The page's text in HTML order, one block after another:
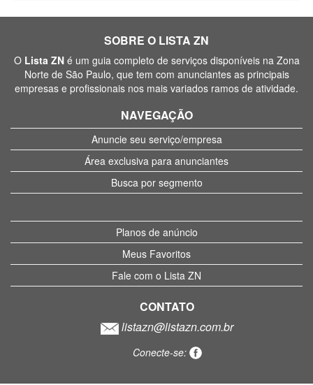
SOBRE O LISTA ZN
O Lista ZNé um guia completo de serviços disponíveis na Zona
Norte de São Paulo, que tem com anunciantes as principais
empresas e profissionais nos mais variados ramos de atividade.
NAVEGAÇÃO
Anuncie seu serviço/empresa
Área exclusiva para anunciantes
Busca por segmento
Planos de anúncio
Meus Favoritos
Fale com o Lista ZN
CONTATO
listazn@listazn.com.br
Conecte-se: